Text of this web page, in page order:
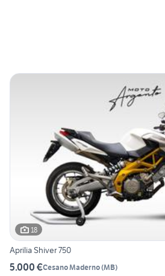
18
Aprilia Shiver 750
5.000 €Cesano Maderno(MB)